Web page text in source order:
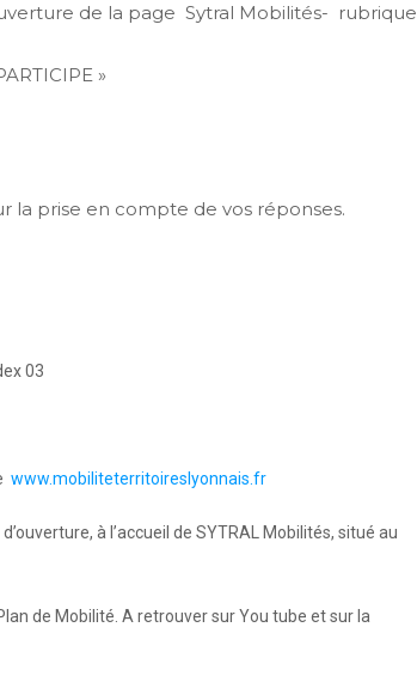
de la page Sytral Mobilités- rubrique
»
la prise en compte de vos réponses.
03
www.mobiliteterritoireslyonnais.fr
à l’accueil de SYTRAL Mobilités, situé au
de Mobilité. A retrouver sur You tube et sur la